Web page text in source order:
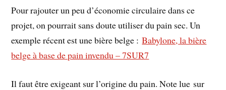
Pour rajouter un peu d’économie circulaire dans ce
projet, on pourrait sans doute utiliser du pain sec. Un
exemple récent est une bière belge :Babylone, la bière
belge à base de pain invendu – 7SUR7
Il faut être exigeant sur l’origine du pain. Note lue sur